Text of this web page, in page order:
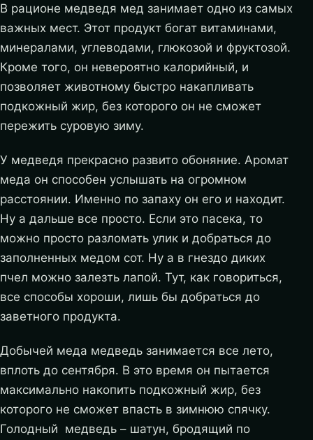
В рационе медведя мед занимает одно из самых
важных мест. Этот продукт богат витаминами,
минералами, углеводами, глюкозой и фруктозой.
Кроме того, он невероятно калорийный, и
позволяет животному быстро накапливать
подкожный жир, без которого он не сможет
пережить суровую зиму.
У медведя прекрасно развито обоняние. Аромат
меда он способен услышать на огромном
расстоянии. Именно по запаху он его и находит.
Ну а дальше все просто. Если это пасека, то
можно просто разломать улик и добраться до
заполненных медом сот. Ну а в гнездо диких
пчел можно залезть лапой. Тут, как говориться,
все способы хороши, лишь бы добраться до
заветного продукта.
Добычей меда медведь занимается все лето,
вплоть до сентября. В это время он пытается
максимально накопить подкожный жир, без
которого не сможет впасть в зимнюю спячку.
Голодный медведь – шатун, бродящий по